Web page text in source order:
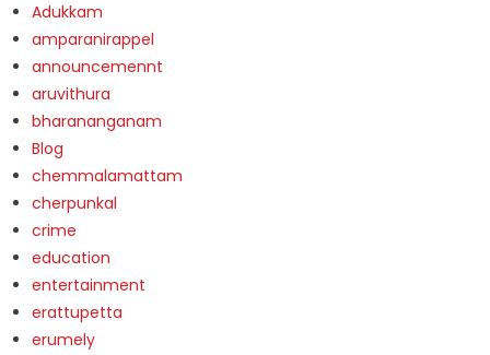
Adukkam
amparanirappel
announcemennt
aruvithura
bharananganam
Blog
chemmalamattam
cherpunkal
crime
education
entertainment
erattupetta
erumely